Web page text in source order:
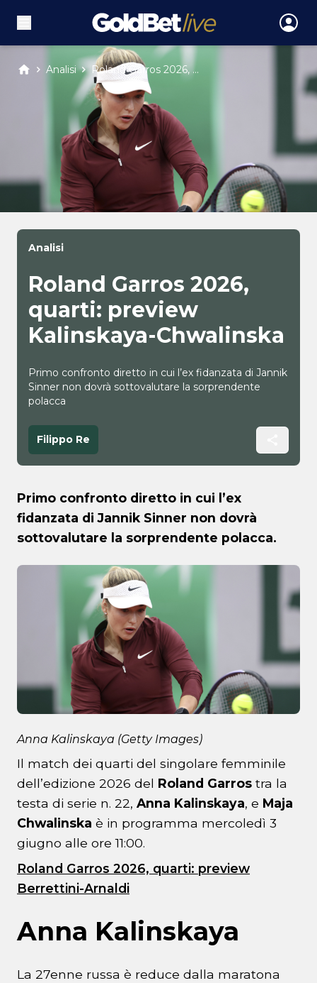
Analisi Roland Garros 2026, ...
Analisi
Roland Garros 2026,
quarti: preview
Kalinskaya-Chwalinska
Primo confronto diretto in cui l’ex fidanzata di Jannik
Sinner non dovrà sottovalutare la sorprendente
polacca
Filippo Re
Primo confronto diretto in cui l’ex
fidanzata di Jannik Sinner non dovrà
sottovalutare la sorprendente polacca.
Anna Kalinskaya (Getty Images)
Il match dei quarti del singolare femminile
dell’edizione 2026 del Roland Garros tra la
testa di serie n. 22, Anna Kalinskaya, e Maja
Chwalinska è in programma mercoledì 3
giugno alle ore 11:00.
Roland Garros 2026, quarti: preview
Berrettini-Arnaldi
Anna Kalinskaya
La 27enne russa è reduce dalla maratona